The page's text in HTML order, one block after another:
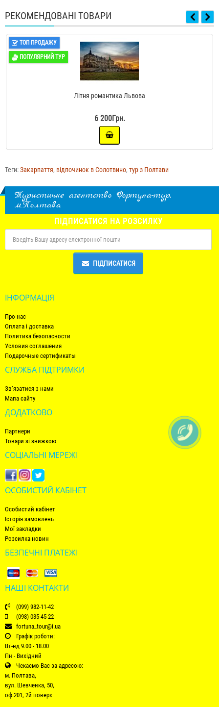
РЕКОМЕНДОВАНІ ТОВАРИ
ТОП ПРОДАЖУ
ПОПУЛЯРНИЙ ТУР
Літня романтика Львова
6 200Грн.
Теги:Закарпаття, відпочинок в Солотвино, тур з Полтави
Туристичне агентство Фортуна-тур,
м.Полтава
ПІДПИСАТИСЯ НА РОЗСИЛКУ
ПІДПИСАТИСЯ
ІНФОРМАЦІЯ
Про нас
Оплата і доставка
Политика безопасности
Условия соглашения
Подарочные сертификаты
СЛУЖБА ПІДТРИМКИ
Зв’язатися з нами
Мапа сайту
ДОДАТКОВО
Партнери
Товари зі знижкою
СОЦІАЛЬНІ МЕРЕЖІ
ОСОБИСТИЙ КАБІНЕТ
Особистий кабінет
Історія замовлень
Мої закладки
Розсилка новин
БЕЗПЕЧНІ ПЛАТЕЖІ
НАШІ КОНТАКТИ
(099) 982-11-42
(098) 035-45-22
fortuna_tour@i.ua
Графік роботи:
Вт-нд 9.00 - 18.00
Пн - Вихідний
Чекаємо Вас за адресою:
м. Полтава,
вул. Шевченка, 50,
оф.201, 2й поверх